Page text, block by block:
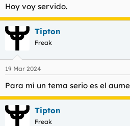
Hoy voy servido.
Tipton
Freak
19 Mar 2024
Para mí un tema serio es el
Tipton
Freak